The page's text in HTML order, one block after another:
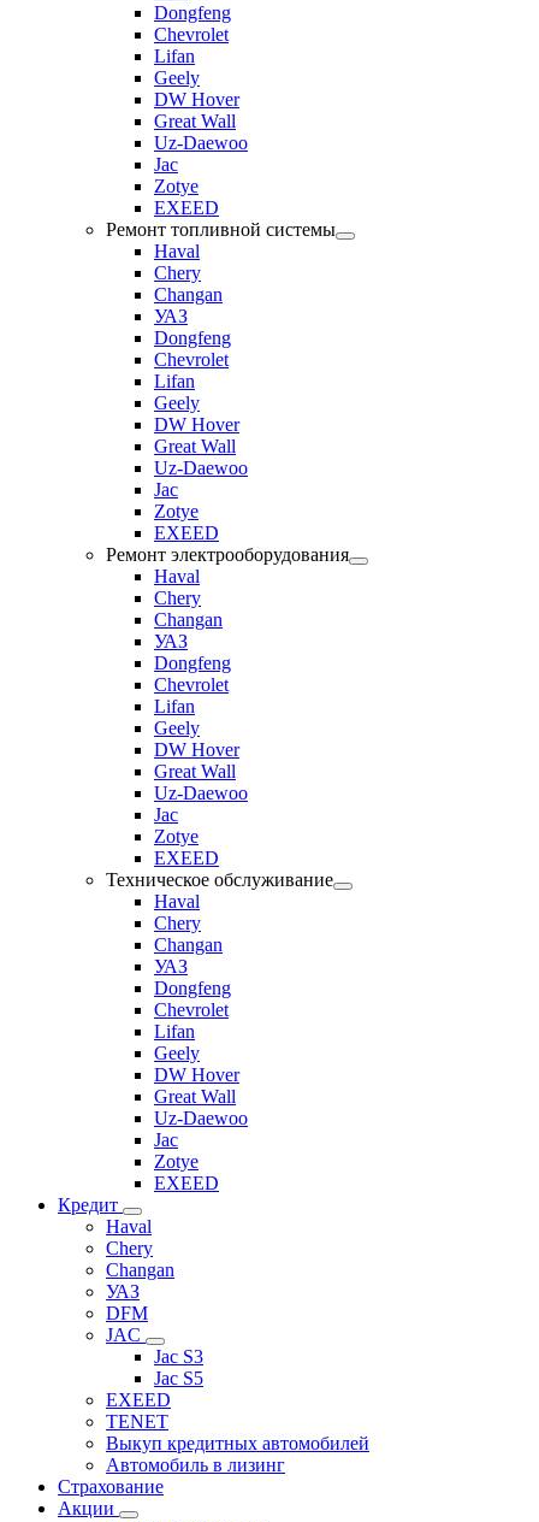
Dongfeng
Chevrolet
Lifan
Geely
DW Hover
Great Wall
Uz-Daewoo
Jac
Zotye
EXEED
Ремонт топливной системы
Haval
Chery
Changan
УАЗ
Dongfeng
Chevrolet
Lifan
Geely
DW Hover
Great Wall
Uz-Daewoo
Jac
Zotye
EXEED
Ремонт электрооборудования
Haval
Chery
Changan
УАЗ
Dongfeng
Chevrolet
Lifan
Geely
DW Hover
Great Wall
Uz-Daewoo
Jac
Zotye
EXEED
Техническое обслуживание
Haval
Chery
Changan
УАЗ
Dongfeng
Chevrolet
Lifan
Geely
DW Hover
Great Wall
Uz-Daewoo
Jac
Zotye
EXEED
Кредит
Haval
Chery
Changan
УАЗ
DFM
JAC
Jac S3
Jac S5
EXEED
TENET
Выкуп кредитных автомобилей
Автомобиль в лизинг
Страхование
Акции